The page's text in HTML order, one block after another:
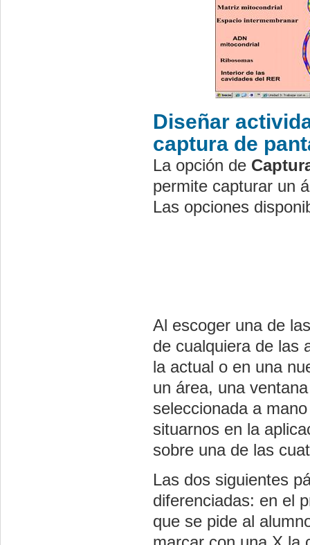
Diseñar
captura de
La opción de
permite capturar un
Las opciones
Al escoger una de
de cualquiera de las
la actual o en una
un área, una
seleccionada a
situarnos en la
sobre una de las
Las dos siguientes
diferenciadas: en el
que se pide al